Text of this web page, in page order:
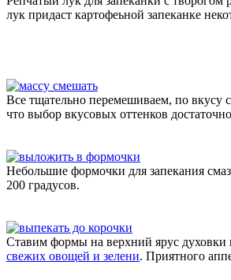
лук придаст картофеьной запеканке
Все тщательно перемешиваем, по вкусу
что выбор вкусовых оттенков
Небольшие формочки для запекания
200 градусов.
Ставим формы на верхний ярус духовки
свежих овощей и зелени. Приятного